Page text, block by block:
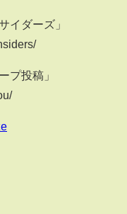
イダーズ」
プ投稿」